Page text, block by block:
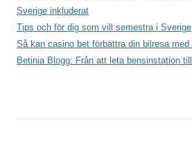
Sverige inkluderat
Tips och för dig som vill semestra i Sverige
Så kan casino bet förbättra din bilresa
Betinia Blogg: Från att leta bensinstation